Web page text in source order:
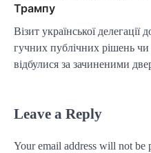
Трампу
Візит української
гучних публічних рішень
відбулися за зачиненими
Leave a Reply
Your email address will not be